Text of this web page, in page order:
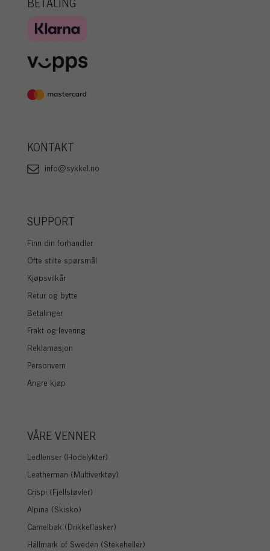
BETALING
KONTAKT
info@sykkel.no
SUPPORT
Finn din forhandler
Ofte stilte spørsmål
Kjøpsvilkår
Retur og bytte
Betalinger
Frakt og levering
Reklamasjon
Personvern
Angre kjøp
VÅRE VENNER
Ledlenser (Hodelykter)
Leatherman (Multiverktøy)
Crispi (Fjellstøvler)
Alpina (Skisko)
Camelbak (Drikkeflasker)
Hällmark of Sweden (Stekeheller)